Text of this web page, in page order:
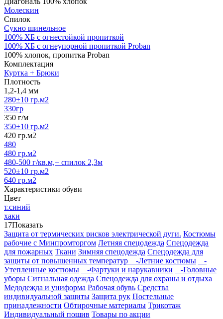
Молескин
Спилок
Сукно шинельное
100% ХБ с огнестойкой пропиткой
100% ХБ с огнеупорной пропиткой Proban
100% хлопок, пропитка Proban
Комплектация
Куртка + Брюки
Плотность
1,2-1,4 мм
280±10 гр.м2
330гр
350 г/м
350±10 гр.м2
420 гр.м2
480
480 гр.м2
480-500 г/кв.м,+ спилок 2,3м
520±10 гр.м2
640 гр.м2
Характеристики обуви
Цвет
т.синий
хаки
17Показать
Защита от термических рисков электрической дуги. Костюмы
рабочие с Минпромторгом Летняя спецодежда Спецодежда
для пожарных Ткани Зимняя спецодежда Спецодежда для
защиты от повышенных температур
-Летние костюмы
-
Утепленные костюмы
-Фартуки и нарукавники
-Головные
уборы Сигнальная одежда Спецодежда для охраны и отдыха
Медодежда и униформа Рабочая обувь Средства
индивидуальной защиты Защита рук Постельные
принадлежности Обтирочные материалы Трикотаж
Индивидуальный пошив Товары по акции